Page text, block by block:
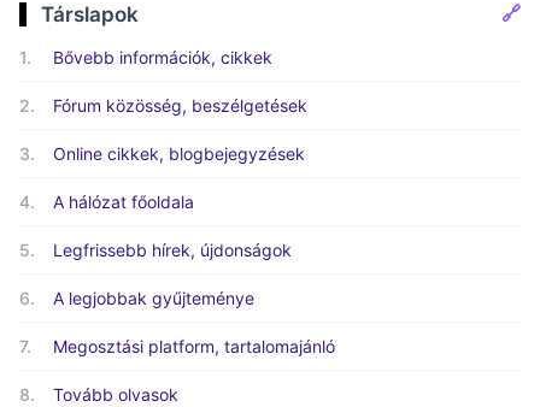
Társlapok 🔗
1. Bővebb információk, cikkek
2. Fórum közösség, beszélgetések
3. Online cikkek, blogbejegyzések
4. A hálózat főoldala
5. Legfrissebb hírek, újdonságok
6. A legjobbak gyűjteménye
7. Megosztási platform, tartalomajánló
8. Tovább olvasok